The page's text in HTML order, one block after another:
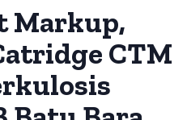
Markup,
CTM